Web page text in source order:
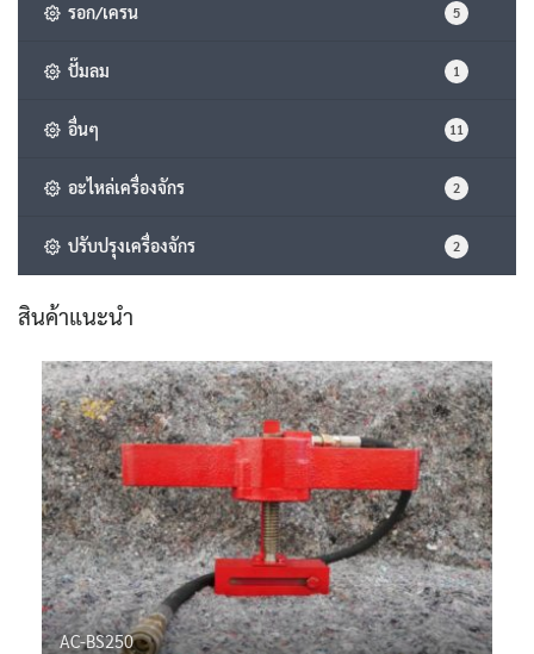
รอก/เครน 5
ปั๊มลม 1
อื่นๆ 11
อะไหล่เครื่องจักร 2
ปรับปรุงเครื่องจักร 2
สินค้าแนะนำ
AC-BS250